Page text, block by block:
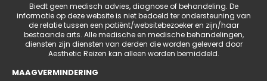
Biedt geen medisch advies, diagnose of behandeling. De
informatie op deze website is niet bedoeld ter ondersteuning van
de relatie tussen een patiënt/websitebezoeker en zijn/haar
bestaande arts. Alle medische en medische behandelingen,
diensten zijn diensten van derden die worden geleverd door
Aesthetic Reizen kan alleen worden bemiddeld.
MAAGVERMINDERING